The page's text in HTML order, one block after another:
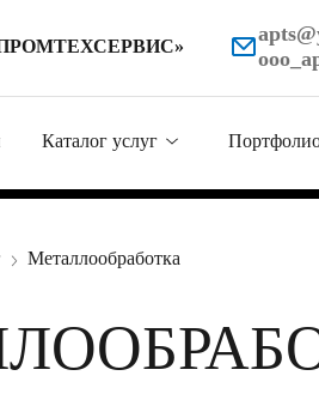
Каталог услуг
Ремонт гидравлики
Продажа комплектующих
Металлообработка